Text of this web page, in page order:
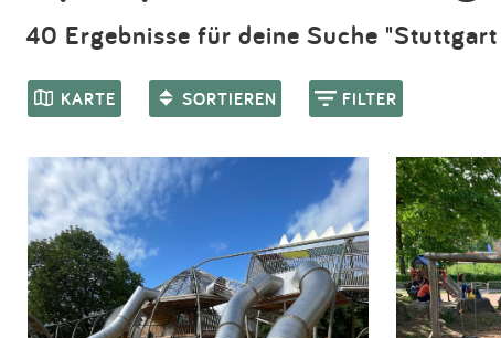
40 Ergebnisse für deine Suche
KARTE SORTIEREN FILTER